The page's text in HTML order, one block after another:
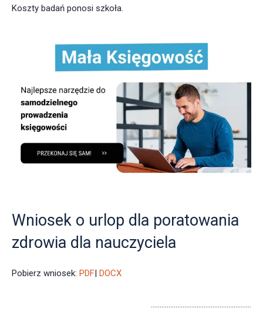
Koszty badań ponosi szkoła.
Wniosek o urlop dla poratowania
zdrowia dla nauczyciela
Pobierz wniosek: PDF| DOCX
…………………………………………………